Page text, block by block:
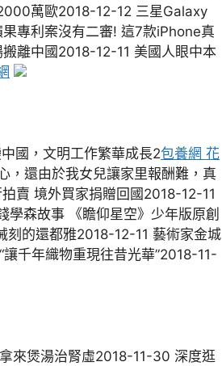
萬歐2018-12-12 三星Galaxy
專利案沒有二審! 這7款iPhone真
離中國2018-12-11 美國人眼中本
國，文明工作繁華成長2包養網 花
，還由於我女兒讓家里報酬難，真
賣 境外買家捐贈回國2018-12-11
森故事 《瞻仰星空》少年版原創
刻的還都雅2018-12-11 藝術家金城
千年織物重現往昔光華”2018-11-
來煲湯治腎虛2018-11-30 深度逛